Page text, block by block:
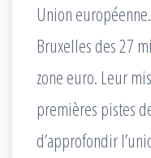
Union
Bruxelles des 27
zone euro. Leur
premières pistes
d’approfondir